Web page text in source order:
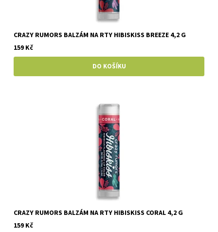
CRAZY RUMORS BALZÁM NA RTY HIBISKISS BREEZE 4,2 G
159 Kč
CRAZY RUMORS BALZÁM NA RTY HIBISKISS CORAL 4,2 G
159 Kč